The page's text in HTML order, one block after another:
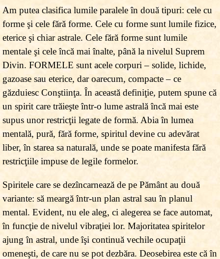
Am putea clasifica lumile paralele în două tipuri: cele cu
forme şi cele fără forme. Cele cu forme sunt lumile fizice,
eterice şi chiar astrale. Cele fără forme sunt lumile
mentale şi cele încă mai înalte, până la nivelul Suprem
Divin. FORMELE sunt acele corpuri – solide, lichide,
gazoase sau eterice, dar oarecum, compacte – ce
găzduiesc Conştiinţa. În această definiţie, putem spune că
un spirit care trăieşte într-o lume astrală încă mai este
supus unor restricţii legate de formă. Abia în lumea
mentală, pură, fără forme, spiritul devine cu adevărat
liber, în starea sa naturală, unde se poate manifesta fără
restricţiile impuse de legile formelor.
Spiritele care se dezîncarnează de pe Pământ au două
variante: să meargă într-un plan astral sau în planul
mental. Evident, nu ele aleg, ci alegerea se face automat,
în funcţie de nivelul vibraţiei lor. Majoritatea spiritelor
ajung în astral, unde îşi continuă vechile ocupaţii
omeneşti, de care nu se pot dezbăra. Deosebirea este că în